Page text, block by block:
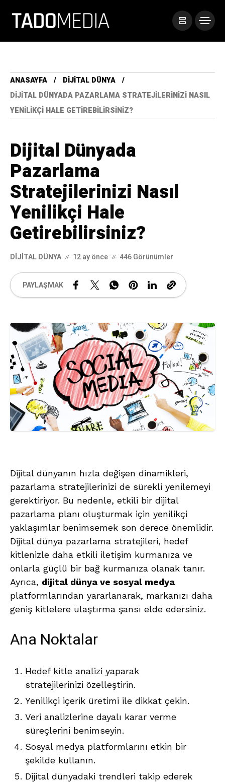
ANASAYFA
DIJITAL DÜNYA
DIJITAL DÜNYADA PAZARLAMA STRATEJILERINIZI NASIL
YENILIKÇI HALE GETIREBILIRSINIZ?
Dijital Dünyada
Pazarlama
Stratejilerinizi Nasıl
Yenilikçi Hale
Getirebilirsiniz?
DIJITAL DÜNYA 12 ay önce 446 Görünümler
PAYLAŞMAK
Dijital dünyanın hızla değişen dinamikleri,
pazarlama stratejilerinizi de sürekli yenilemeyi
gerektiriyor. Bu nedenle, etkili bir dijital
pazarlama planı oluşturmak için yenilikçi
yaklaşımlar benimsemek son derece önemlidir.
Dijital dünya pazarlama stratejileri, hedef
kitlenizle daha etkili iletişim kurmanıza ve
onlarla güçlü bir bağ kurmanıza olanak tanır.
Ayrıca, dijital dünya ve sosyal medya
platformlarından yararlanarak, markanızı daha
geniş kitlelere ulaştırma şansı elde edersiniz.
Ana Noktalar
Hedef kitle analizi yaparak
stratejilerinizi özelleştirin.
Yenilikçi içerik üretimi ile dikkat çekin.
Veri analizlerine dayalı karar verme
süreçlerini benimseyin.
Sosyal medya platformlarını etkin bir
şekilde kullanın.
Dijital dünyadaki trendleri takip ederek